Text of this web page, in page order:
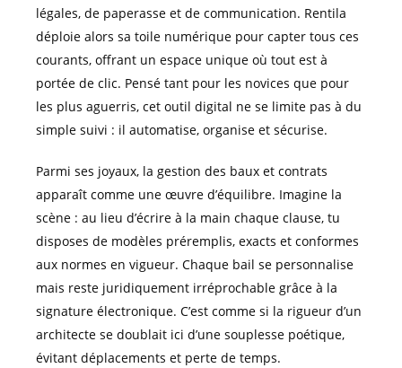
légales, de paperasse et de communication. Rentila
déploie alors sa toile numérique pour capter tous ces
courants, offrant un espace unique où tout est à
portée de clic. Pensé tant pour les novices que pour
les plus aguerris, cet outil digital ne se limite pas à du
simple suivi : il automatise, organise et sécurise.
Parmi ses joyaux, la gestion des baux et contrats
apparaît comme une œuvre d’équilibre. Imagine la
scène : au lieu d’écrire à la main chaque clause, tu
disposes de modèles préremplis, exacts et conformes
aux normes en vigueur. Chaque bail se personnalise
mais reste juridiquement irréprochable grâce à la
signature électronique. C’est comme si la rigueur d’un
architecte se doublait ici d’une souplesse poétique,
évitant déplacements et perte de temps.